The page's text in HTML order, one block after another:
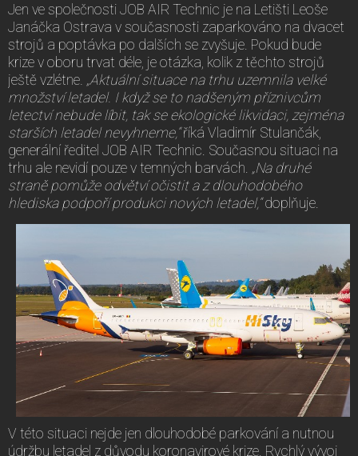
Jen ve společnosti JOB AIR Technic je na Letišti Leoše
Janáčka Ostrava v současnosti zaparkováno na dvacet
strojů a poptávka po dalších se zvyšuje. Pokud bude
krize v oboru trvat déle, je otázka, kolik z těchto strojů
ještě vzlétne . „Aktuální situace na trhu uzemnila velké
množství letadel. I když se to nadšeným příznivcům
letectví nebude líbit, tak se ekologické likvidaci, zejména
starších letadel nevyhneme,“říká Vladimír Stulančák,
generální ředitel JOB AIR Technic. Současnou situaci na
trhu ale nevidí pouze v temných barvách. „Na druhé
straně pomůže odvětví očistit a z dlouhodobého
hlediska podpoří produkci nových letadel,“doplňuje.
V této situaci nejde jen dlouhodobé parkování a nutnou
údržbu letadel z důvodu koronavirové krize. Rychlý vývoj